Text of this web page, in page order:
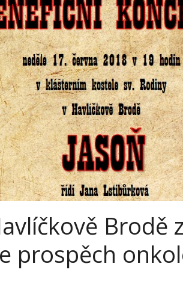
Brodě
prospěch